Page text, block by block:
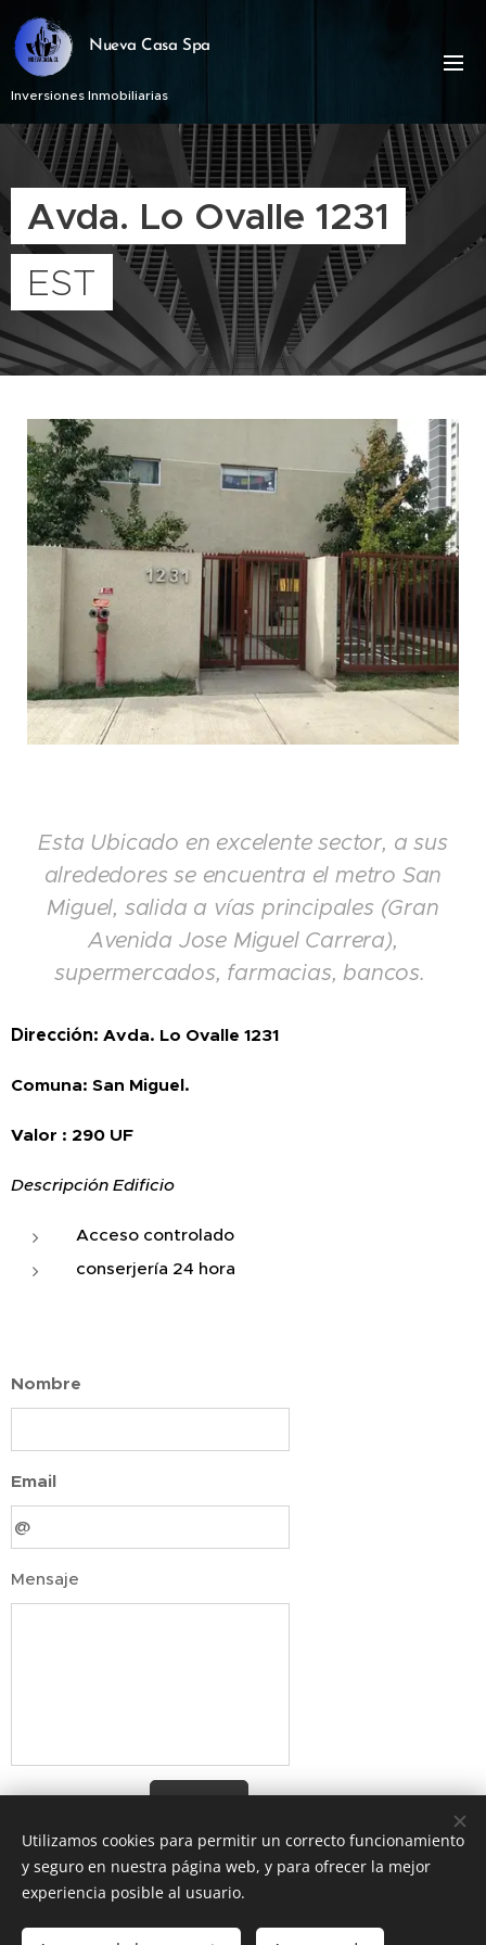
Nueva Casa Spa
Inversiones Inmobiliarias
Avda. Lo Ovalle 1231
EST
Esta Ubicado en excelente sector, a sus
alrededores se encuentra el metro San
Miguel, salida a vías principales (Gran
Avenida Jose Miguel Carrera),
supermercados, farmacias, bancos.
Dirección: Avda. Lo Ovalle 1231
Comuna: San Miguel.
Valor : 290 UF
Descripción Edificio
Acceso controlado
conserjería 24 hora
Nombre
Email
Mensaje
Av. Providencia 1650, Providencia, Región Metropolitana
Utilizamos cookies para permitir un correcto funcionamiento
y seguro en nuestra página web, y para ofrecer la mejor
experiencia posible al usuario.